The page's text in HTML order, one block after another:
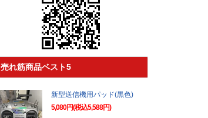
売れ筋商品ベスト5
新型送信機用パッド(黒色)
5,080円(税込5,588円)